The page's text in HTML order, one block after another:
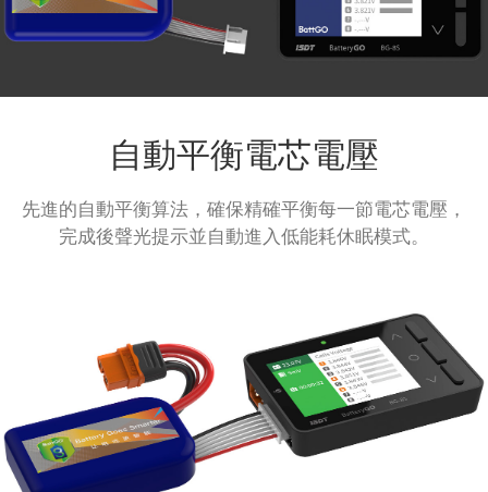
自動平衡電芯電壓
先進的自動平衡算法，確保精確平衡每一節電芯電壓，
完成後聲光提示並自動進入低能耗休眠模式。